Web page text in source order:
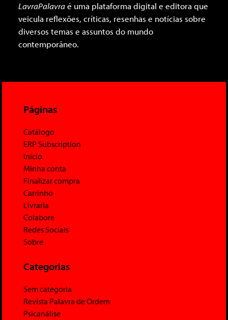
LavraPalavraé uma plataforma digital e editora que
veicula reflexões, críticas, resenhas e notícias sobre
diversos temas e assuntos do mundo
contemporâneo.
Páginas
Catálogo
ERP Subscription
Início
Minha conta
Finalizar compra
Carrinho
Livraria
Colabore
Redes Sociais
Sobre
Categorias
Sem categoria
Revista Palavra de Ordem
Psicanálise